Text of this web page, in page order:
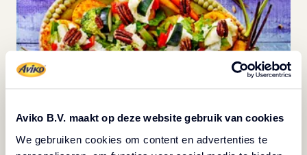
Aviko B.V. maakt op deze website gebruik van cookies
We gebruiken cookies om content en advertenties te